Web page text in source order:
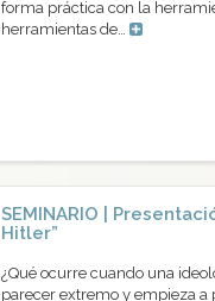
forma práctica con la
herramientas de…
SEMINARIO |
Hitler”
¿Qué ocurre cuando una
parecer extremo y empieza